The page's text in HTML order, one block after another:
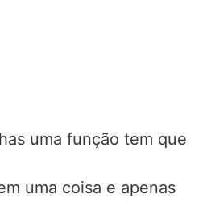
uma função tem que
uma coisa e apenas